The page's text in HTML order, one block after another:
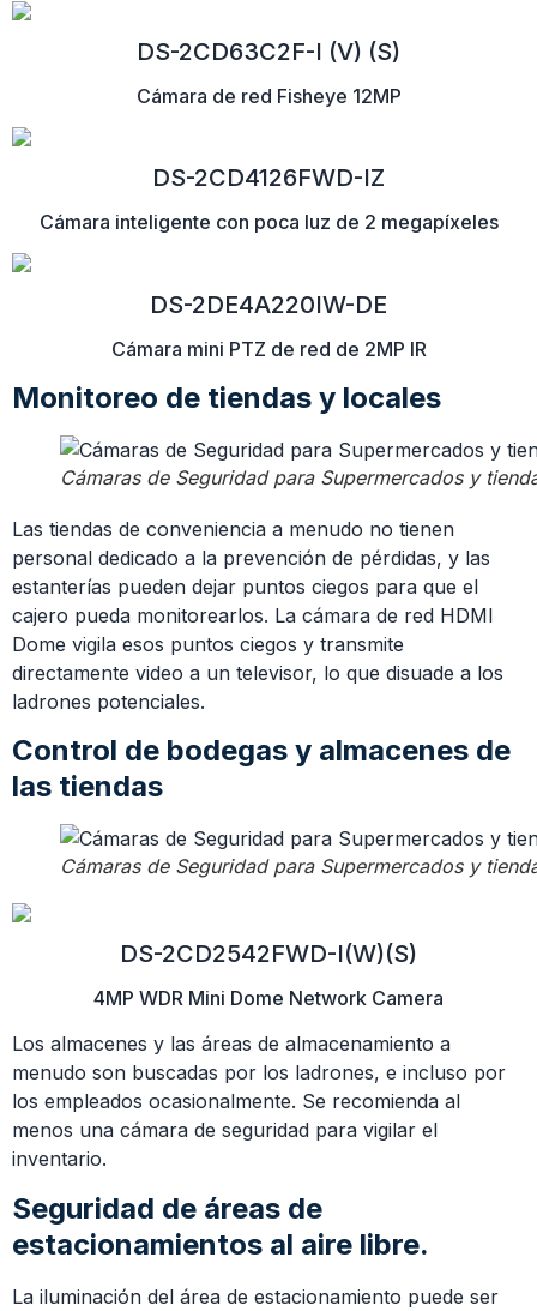
DS-2CD63C2F-I (V) (S)
Cámara de red Fisheye 12MP
DS-2CD4126FWD-IZ
Cámara inteligente con poca luz de 2 megapíxeles
DS-2DE4A220IW-DE
Cámara mini PTZ de red de 2MP IR
Monitoreo de tiendas y locales
Cámaras de Seguridad para Supermercados y
Las tiendas de conveniencia a menudo no tienen
personal dedicado a la prevención de pérdidas, y las
estanterías pueden dejar puntos ciegos para que el
cajero pueda monitorearlos. La cámara de red HDMI
Dome vigila esos puntos ciegos y transmite
directamente video a un televisor, lo que disuade a los
ladrones potenciales.
Control de bodegas y almacenes de
las tiendas
Cámaras de Seguridad para Supermercados y
DS-2CD2542FWD-I(W)(S)
4MP WDR Mini Dome Network Camera
Los almacenes y las áreas de almacenamiento a
menudo son buscadas por los ladrones, e incluso por
los empleados ocasionalmente. Se recomienda al
menos una cámara de seguridad para vigilar el
inventario.
Seguridad de áreas de
estacionamientos al aire libre.
La iluminación del área de estacionamiento puede ser